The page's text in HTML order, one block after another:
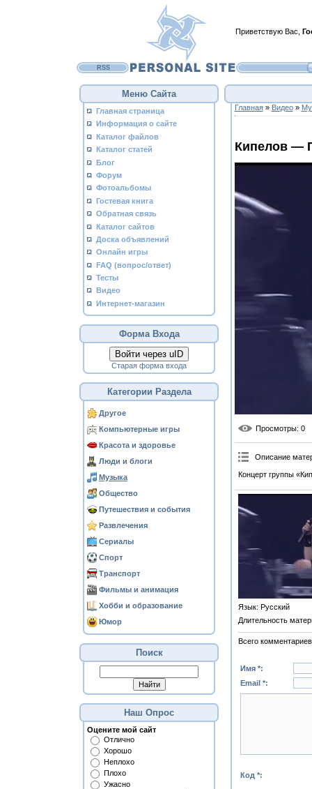
Приветствую Вас
RSS
Меню Сайта
Главная страница
Информация о сайте
Каталог файлов
Каталог статей
Блог
Форум
Фотоальбомы
Гостевая книга
Обратная связь
Каталог сайтов
Доска объявлений
Онлайн игры
FAQ (вопрос/ответ)
Тесты
Видео
Интернет-магазин
Форма Входа
Войти через uID
Старая форма входа
Категории Раздела
Другое
Компьютерные игры
Красота и здоровье
Люди и блоги
Музыка
Общество
Путешествия и события
Развлечения
Сериалы
Спорт
Транспорт
Фильмы и анимация
Хобби и образование
Юмор
Поиск
Наш Опрос
Оцените мой сайт
Отлично
Хорошо
Неплохо
Плохо
Ужасно
Главная» Видео»
Кипелов —
Просмотры: 0
Описание
Концерт группы
Язык: Русский
Длительность
Всего комментариев
Имя *:
Email *:
Код *: